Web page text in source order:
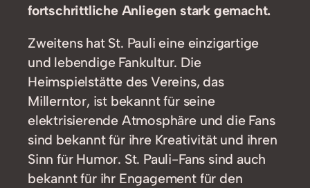
fortschrittliche Anliegen stark gemacht.
Zweitens hat St. Pauli eine einzigartige
und lebendige Fankultur. Die
Heimspielstätte des Vereins, das
Millerntor, ist bekannt für seine
elektrisierende Atmosphäre und die Fans
sind bekannt für ihre Kreativität und ihren
Sinn für Humor. St. Pauli-Fans sind auch
bekannt für ihr Engagement für den